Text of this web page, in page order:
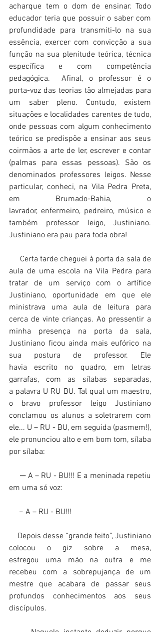
acharque tem o dom de ensinar. Todo
educador teria que possuir o saber com
profundidade para transmiti-lo na sua
essência, exercer com convicção a sua
função na sua plenitude teórica, técnica
específica e com competência
pedagógica.  Afinal, o professor é o
porta-voz das teorias tão almejadas para
um saber pleno. Contudo, existem
situações e localidades carentes de tudo,
onde pessoas com algum conhecimento
teórico se predispõe a ensinar aos seus
coirmãos a arte de ler, escrever e contar
(palmas para essas pessoas). São os
denominados professores leigos. Nesse
particular, conheci, na Vila Pedra Preta,
em Brumado-Bahia, o
lavrador, enfermeiro, pedreiro, músico e
também professor leigo, Justiniano.
Justiniano era pau para toda obra!
Certa tarde cheguei à porta da sala de
aula de uma escola na Vila Pedra para
tratar de um serviço com o artífice
Justiniano, oportunidade em que ele
ministrava uma aula de leitura para
cerca de vinte crianças. Ao pressentir a
minha presença na porta da sala,
Justiniano ficou ainda mais eufórico na
sua postura de professor. Ele
havia escrito no quadro, em letras
garrafas, com as sílabas separadas,
a palavra U RU BU. Tal qual um maestro,
o bravo professor leigo Justiniano
conclamou os alunos a soletrarem com
ele... U – RU - BU, em seguida (pasmem!),
ele pronunciou alto e em bom tom, sílaba
por sílaba:
─ A – RU - BU!!! E a meninada repetiu
em uma só voz:
− A – RU - BU!!!
Depois desse “grande feito”, Justiniano
colocou o giz sobre a mesa,
esfregou uma mão na outra e me
recebeu com a sobrepujança de um
mestre que acabara de passar seus
profundos conhecimentos aos seus
discípulos.